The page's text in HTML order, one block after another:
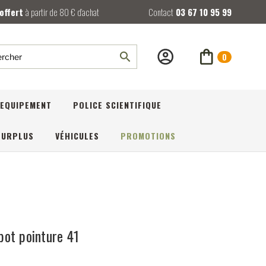
à partir de 80 € d’achat Contact 03 67 10 95 99
0
EQUIPEMENT POLICE SCIENTIFIQUE
VÉHICULES PROMOTIONS
pointure 41